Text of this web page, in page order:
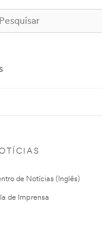
de Notícias (Inglês)
de Imprensa